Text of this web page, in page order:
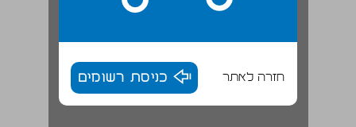
חזרה לאתר כניסת רשומים